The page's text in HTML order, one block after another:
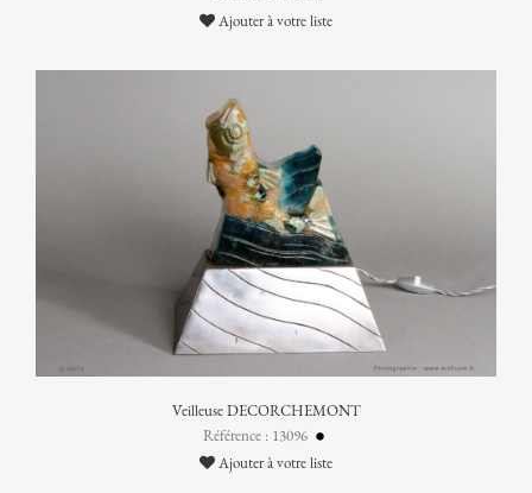
Ajouter à votre liste
Veilleuse DECORCHEMONT
Référence : 13096
Ajouter à votre liste